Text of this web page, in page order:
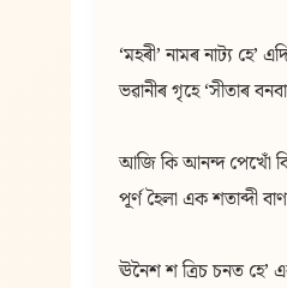
‘মহৰী’ নামৰ নাট্য হেʼ
ভৱানীৰ গৃহে ‘সীতাৰ
আজি কি আনন্দ পেখোঁ
পূৰ্ণ হৈলা এক শতাব্দী
ঊনৈশ শ ত্ৰিচ চনত হেʼ